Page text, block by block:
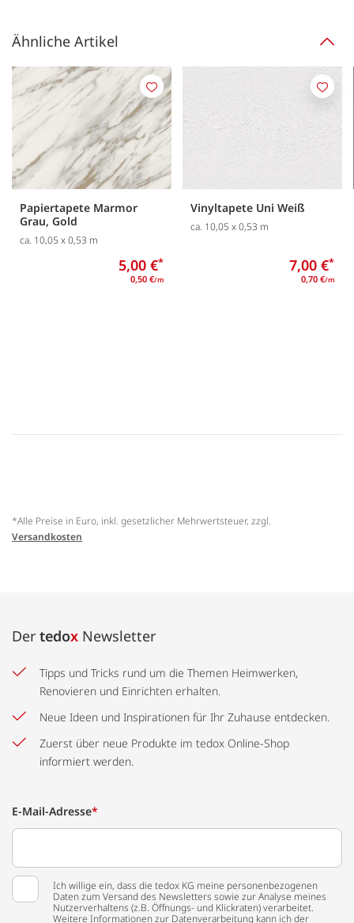
Ähnliche Artikel
Papiertapete Marmor
Grau, Gold
ca. 10,05 x 0,53 m
5,00 €*
0,50 €/m
Merken
Vinyltapete Uni Weiß
ca. 10,05 x 0,53 m
7,00 €*
0,70 €/m
*Alle Preise in Euro, inkl. gesetzlicher Mehrwertsteuer, zzgl.
Versandkosten
Der tedox Newsletter
Tipps und Tricks rund um die Themen Heimwerken,
Renovieren und Einrichten erhalten.
Neue Ideen und Inspirationen für Ihr Zuhause entdecken.
Zuerst über neue Produkte im tedox Online-Shop
informiert werden.
E-Mail-Adresse*
Ich willige ein, dass die tedox KG meine personenbezogenen
Daten zum Versand des Newsletters sowie zur Analyse meines
Nutzerverhaltens (z.B. Öffnungs- und Klickraten) verarbeitet.
Weitere Informationen zur Datenverarbeitung kann ich der